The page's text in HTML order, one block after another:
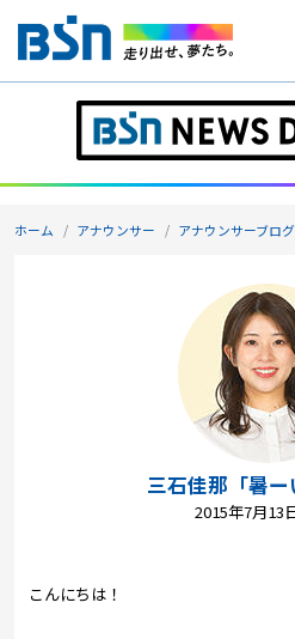
ホーム
テレビ
ラジオ
アナウンサー
イベント
ニュース
天気
ホーム アナウンサー アナウンサーブログ
三石佳那「暑ー
2015年7月13
こんにちは！